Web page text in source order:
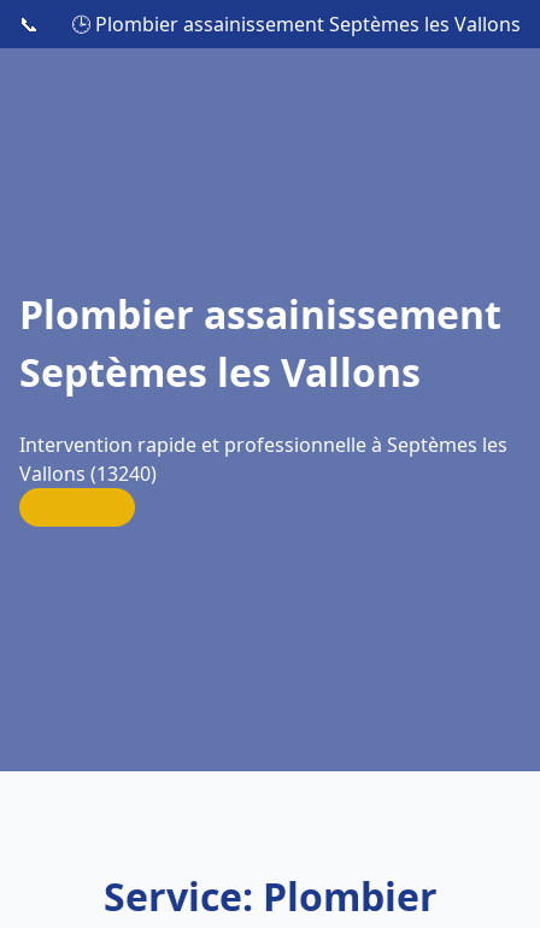
📞 🕒 Plombier assainissement Septèmes les Vallons
Plombier assainissement
Septèmes les Vallons
Intervention rapide et professionnelle à Septèmes les
Vallons (13240)
Service: Plombier